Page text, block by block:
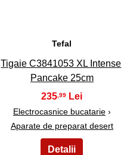
Tefal
Tigaie C3841053 XL Intense
Pancake 25cm
235 ,99
Electrocasnice bucatarie›
Aparate de preparat desert